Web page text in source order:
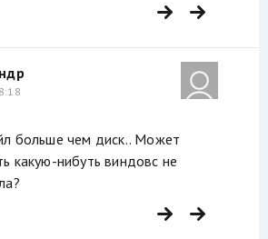
больше чем диск.. Может
какую-нибуть виндовс не